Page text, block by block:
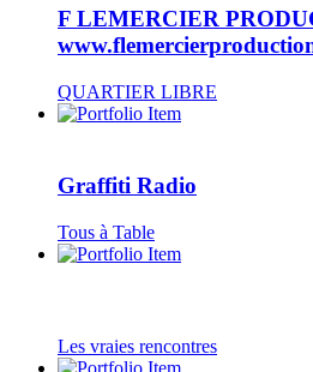
F LEMERCIER
QUARTIER LIBRE
Graffiti Radio
Tous à Table
Les vraies rencontres